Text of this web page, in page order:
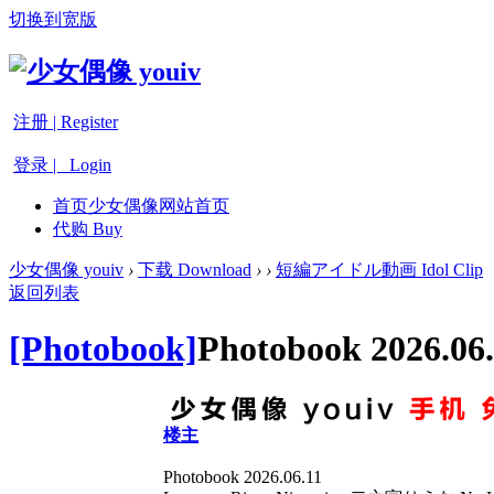
切换到宽版
注册 | Register
登录 | Login
首页少女偶像网站首页
代购 Buy
少女偶像 youiv › 下载 Download › › 短編アイドル動画 Idol Clip
返回列表
[Photobook]Photobook
楼主
Photobook 2026.06.11